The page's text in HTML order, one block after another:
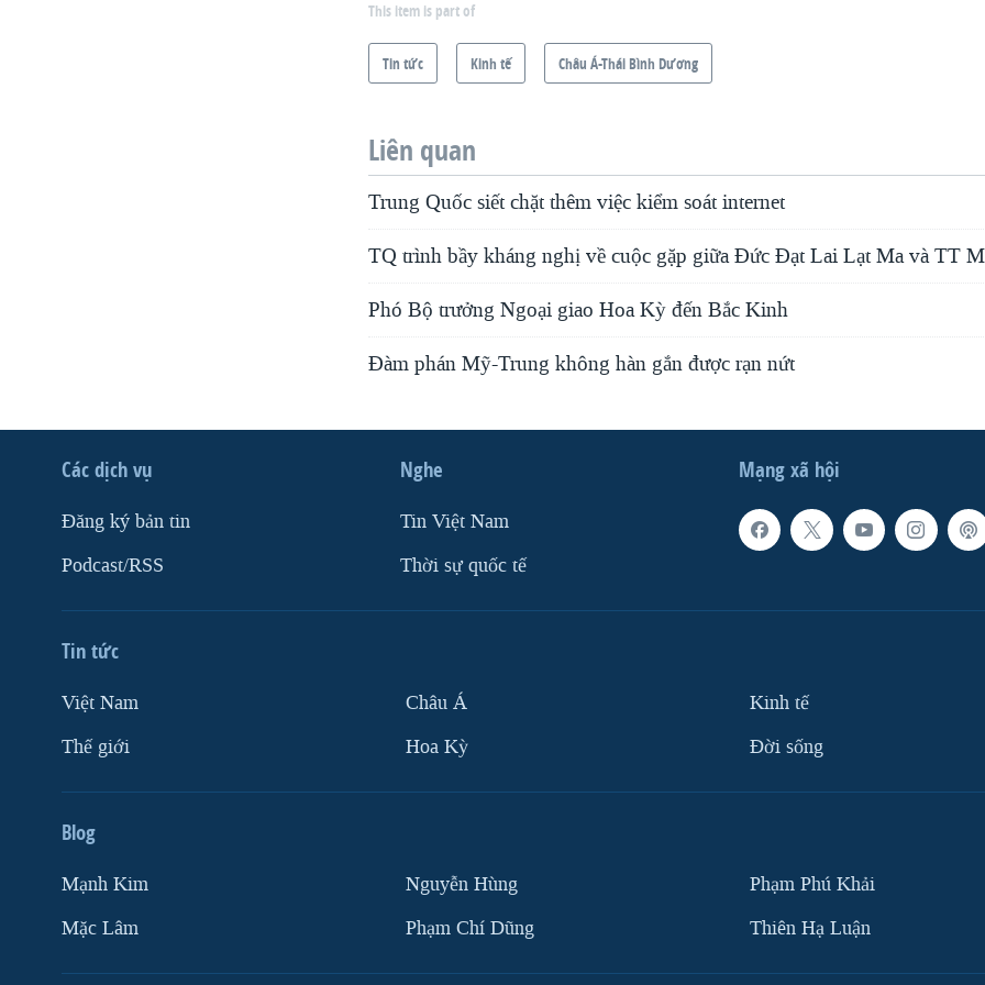
This item is part of
Tin tức Kinh tế Châu Á-Thái Bình Dương
Liên quan
Trung Quốc siết chặt thêm việc kiểm soát internet
TQ trình bầy kháng nghị về cuộc gặp giữa Đức Đạt Lai Lạt Ma và TT
Phó Bộ trưởng Ngoại giao Hoa Kỳ đến Bắc Kinh
Ðàm phán Mỹ-Trung không hàn gắn được rạn nứt
Mạng xã hội
Các dịch vụ
Ðăng ký bản tin
Podcast/RSS
Nghe
Tin Việt Nam
Thời sự quốc tế
Tin tức
Việt Nam
Thế giới
Châu Á
Hoa Kỳ
Kinh tế
Ðời sống
Blog
Mạnh Kim
Mặc Lâm
Nguyễn Hùng
Phạm Chí Dũng
Phạm Phú Khải
Thiên Hạ Luận